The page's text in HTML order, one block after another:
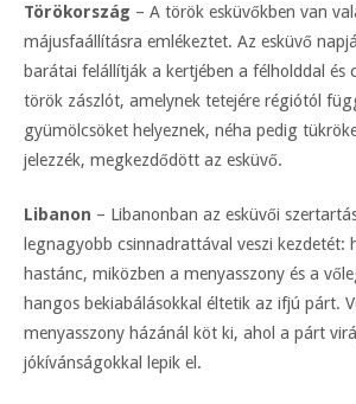
Törökország – A török esküvőkben van
májusfaállításra emlékeztet. Az esküvő
barátai felállítják a kertjében a félholddal és
török zászlót, amelynek tetejére régiótól
gyümölcsöket helyeznek, néha pedig
jelezzék, megkezdődött az esküvő.
Libanon – Libanonban az esküvői
legnagyobb csinnadrattával veszi kezdetét:
hastánc, miközben a menyasszony és a
hangos bekiabálásokkal éltetik az ifjú párt.
menyasszony házánál köt ki, ahol a párt
jókívánságokkal lepik el.